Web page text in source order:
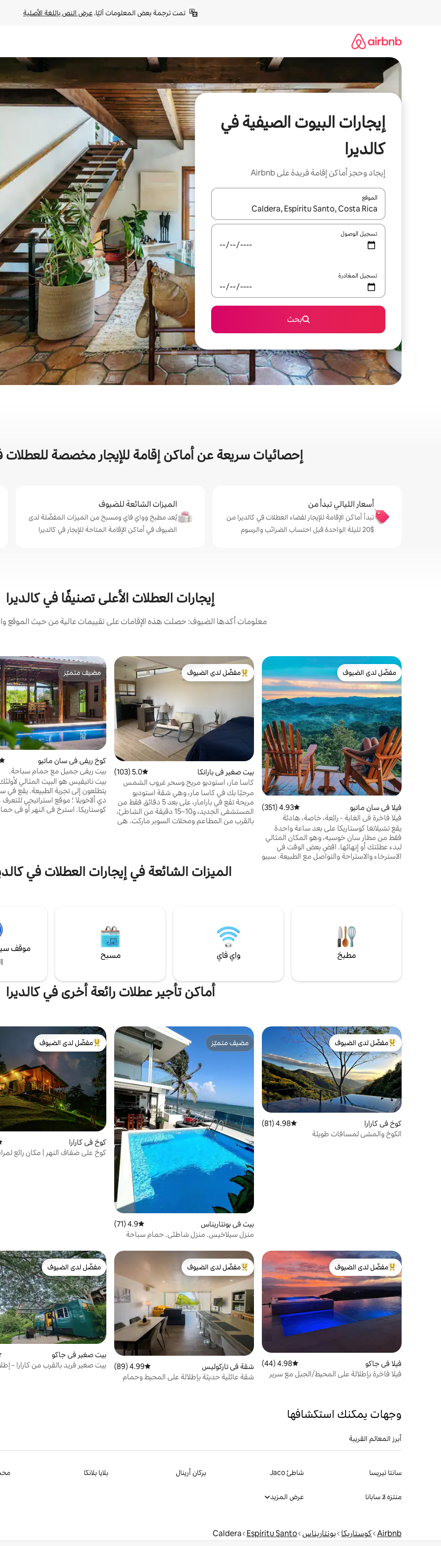
تمت ترجمة بعض المعلومات آليًا. عرض النص باللغة الأصلية
إيجارات البيوت الصيفية في
كالديرا
إيجاد وحجز أماكن إقامة فريدة على Airbnb
الموقع
عند توفر النتائج، انتقل باستخدام السهمين لأعلى ولأسفل أو استكشف عن طريق اللمس أو السحب.
تسجيل الوصول
تسجيل المغادرة
بحث
إحصائيات سريعة عن أماكن إقامة للإيجار مخصصة للعطلات
أسعار الليالي تبدأ من
تبدأ أماكن الإقامة للإيجار لقضاء العطلات في كالديرا من
$‏20 لليلة الواحدة قبل احتساب الضرائب والرسوم
الميزات الشائعة للضيوف
يُعد مطبخ وواي فاي ومسبح من الميزات المفضّلة لدى
الضيوف في أماكن الإقامة المتاحة للإيجار في كالديرا
إيجارات العطلات الأعلى تصنيفًا في كالديرا
معلومات أكدها الضيوف: حصلت هذه الإقامات على تقييمات عالية من حيث الموقع
مفضّل لدى الضيوف
مفضّل لدى الضيوف
فيلا في سان ماتيو متوسط التقييم 4.93 من 5، 351 مراجعات
4.93 (351)
فيلا فاخرة في الغابة - رائعة، خاصة، هادئة
يقع تشيلانغا كوستاريكا على بعد ساعة واحدة
فقط من مطار سان خوسيه، وهو المكان المثالي
لبدء عطلتك أو إنهائها. اقضِ بعض الوقت في
الاسترخاء والاستراحة والتواصل مع الطبيعة. سيبو
من أبرز البيوت المفضّلة لدى الضيوف
مفضّل لدى الضيوف
بيت صغير في بارانكا متوسط التقييم 5.0 من 5، 103 مراجعات
5.0 (103)
كاسا مار، استوديو مريح وسحر غروب الشمس
بونتاريناس
مرحبًا بك في كاسا مار، وهي شقة استوديو
مريحة تقع في بارامار، على بعد 5 دقائق فقط من
المستشفى الجديد، و10–15 دقيقة من الشاطئ،
بالقرب من المطاعم ومحلات السوبر ماركت. هي
مدينة بونتاريناس. مثالية للرحلات القصيرة أو
الإقامات الطويلة، سواء لقضاء عطلة أو العمل عن
مضيف متميّز
مضيف متميّز
كوخ ريفي في سان ماتيو
بيت ريفي جميل مع حمام سباحة.
بيت ناتيفيس هو البيت المثالي
يتطلعون إلى تجربة
دي ألاخويلا ؛ موقع استراتيجي
كوستاريكا. استرخ في النهر أو
المطار ومشاهدة المعالم السياحية.
الميزات الشائعة في إيجارات العطلات في
مطبخ واي فاي مسبح
موقف
أماكن تأجير عطلات رائعة أخرى في كالديرا
من أبرز البيوت المفضّلة لدى الضيوف
مفضّل لدى الضيوف
كوخ في كارارا متوسط التقييم 4.98 من 5، 81 مراجعات
4.98 (81)
الكوخ والمشي لمسافات طويلة
مضيف متميّز
مضيف متميّز
بيت في بونتاريناس متوسط التقييم 4.9 من 5، 71 مراجعات
4.9 (71)
منزل سيلاخيس. منزل شاطئي. حمام سباحة
من أبرز البيوت المفضّلة لدى الضيوف
مفضّل لدى الضيوف
كوخ في كارارا
كوخ على ضفاف النهر | مكان رائع
من أبرز البيوت المفضّلة لدى الضيوف
مفضّل لدى الضيوف
فيلا في جاكو متوسط التقييم 4.98 من 5، 44 مراجعات
4.98 (44)
فيلا فاخرة بإطلالة على المحيط/الجبل مع سرير
من أبرز البيوت المفضّلة لدى الضيوف
مفضّل لدى الضيوف
شقة في تاركوليس متوسط التقييم 4.99 من 5، 89 مراجعات
4.99 (89)
شقة عائلية حديثة بإطلالة على المحيط وحمام
مفضّل لدى الضيوف
مفضّل لدى الضيوف
بيت صغير في جاكو
بيت صغير فريد بالقرب من كارارا -
وجهات يمكنك استكشافها
أبرز المعالم القريبة
سانتا تيريسا شاطئ Jaco بركان أرينال بلايا بلانكا
منتزه لا سابانا عرض المزيد
Airbnb كوستاريكا بونتاريناس Espíritu Santo
Caldera